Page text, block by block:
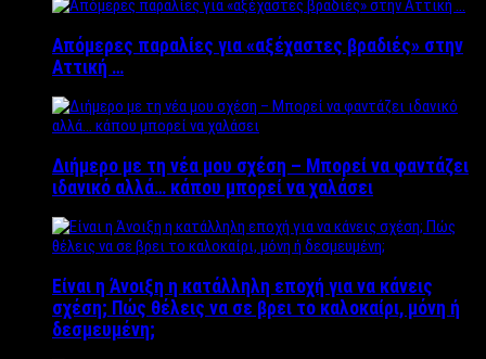
Απόμερες παραλίες για «αξέχαστες βραδιές» στην
Αττική …
Διήμερο με τη νέα μου σχέση – Μπορεί να φαντάζει
ιδανικό αλλά… κάπου μπορεί να χαλάσει
Είναι η Άνοιξη η κατάλληλη εποχή για να κάνεις
σχέση; Πώς θέλεις να σε βρει το καλοκαίρι, μόνη ή
δεσμευμένη;